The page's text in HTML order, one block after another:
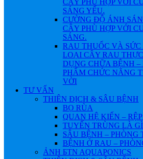
CÂY PHÙ HỢP VỚI
SÁNG YẾU.
CƯỜNG ĐỘ ÁNH
CÂY PHÙ HỢP VỚI
SÁNG.
RAU THUỐC VÀ SỨC
LOẠI CÂY RAU
DỤNG CHỮA BỆNH –
PHẨM CHỨC NĂNG
VỜI
TƯ VẤN
THIÊN ĐỊCH & SÂU BỆNH
BỌ RÙA
QUAN HỆ KIẾN – RỆP
TUYẾN TRÙNG LÀ
SÂU BỆNH – PHÒNG
BỆNH Ở RAU –
ẢNH БTN AQUAPONICS